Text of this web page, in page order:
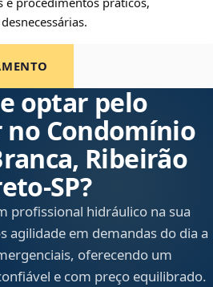
optar pelo
no Condomínio
Ribeirão
profissional hidráulico na sua
agilidade em demandas do dia a
oferecendo um
e com preço equilibrado.